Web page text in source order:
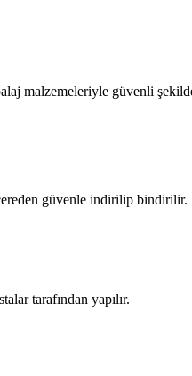
malzemeleriyle güvenli
güvenle indirilip bindirilir.
tarafından yapılır.